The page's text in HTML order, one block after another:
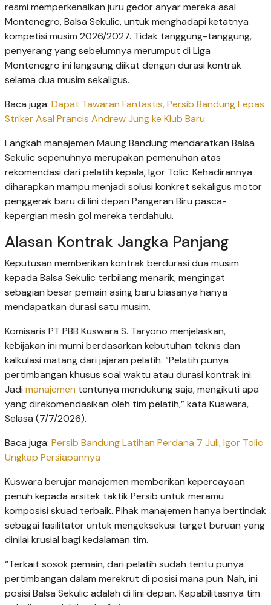
resmi memperkenalkan juru gedor anyar mereka asal
Montenegro, Balsa Sekulic, untuk menghadapi ketatnya
kompetisi musim 2026/2027. Tidak tanggung-tanggung,
penyerang yang sebelumnya merumput di Liga
Montenegro ini langsung diikat dengan durasi kontrak
selama dua musim sekaligus.
Baca juga: Dapat Tawaran Fantastis, Persib Bandung Lepas
Striker Asal Prancis Andrew Jung ke Klub Baru
Langkah manajemen Maung Bandung mendaratkan Balsa
Sekulic sepenuhnya merupakan pemenuhan atas
rekomendasi dari pelatih kepala, Igor Tolic. Kehadirannya
diharapkan mampu menjadi solusi konkret sekaligus motor
penggerak baru di lini depan Pangeran Biru pasca-
kepergian mesin gol mereka terdahulu.
Alasan Kontrak Jangka Panjang
Keputusan memberikan kontrak berdurasi dua musim
kepada Balsa Sekulic terbilang menarik, mengingat
sebagian besar pemain asing baru biasanya hanya
mendapatkan durasi satu musim.
Komisaris PT PBB Kuswara S. Taryono menjelaskan,
kebijakan ini murni berdasarkan kebutuhan teknis dan
kalkulasi matang dari jajaran pelatih. “Pelatih punya
pertimbangan khusus soal waktu atau durasi kontrak ini.
Jadi manajemen tentunya mendukung saja, mengikuti apa
yang direkomendasikan oleh tim pelatih,” kata Kuswara,
Selasa (7/7/2026).
Baca juga: Persib Bandung Latihan Perdana 7 Juli, Igor Tolic
Ungkap Persiapannya
Kuswara berujar manajemen memberikan kepercayaan
penuh kepada arsitek taktik Persib untuk meramu
komposisi skuad terbaik. Pihak manajemen hanya bertindak
sebagai fasilitator untuk mengeksekusi target buruan yang
dinilai krusial bagi kedalaman tim.
“Terkait sosok pemain, dari pelatih sudah tentu punya
pertimbangan dalam merekrut di posisi mana pun. Nah, ini
posisi Balsa Sekulic adalah di lini depan. Kapabilitasnya tim